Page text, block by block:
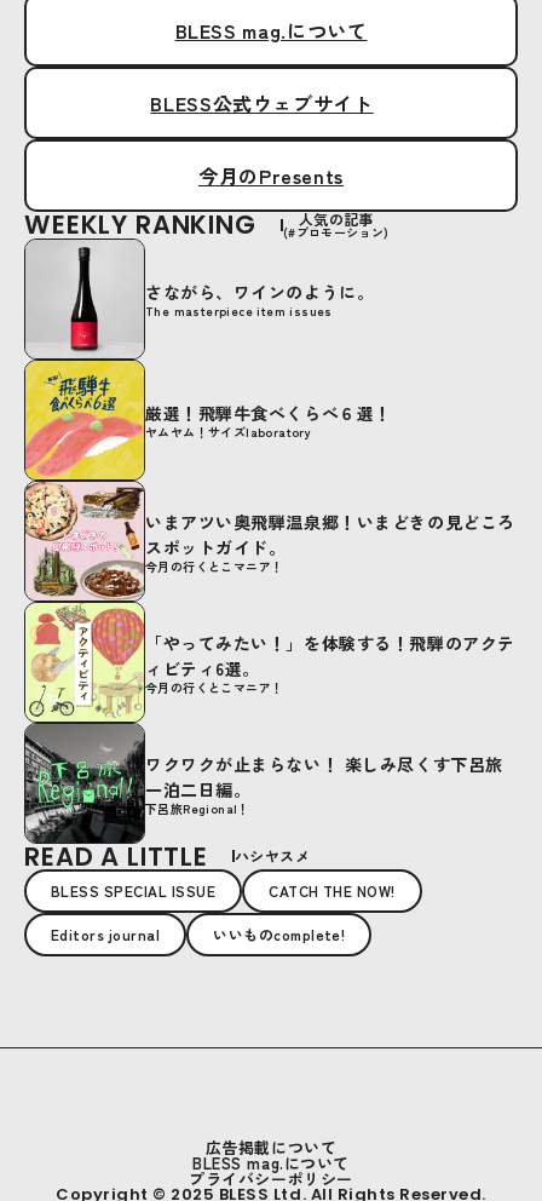
BLESS mag.について
BLESS公式ウェブサイト
今月のPresents
WEEKLY RANKING 人気の記事
(#プロモーション)
The masterpiece item issues
さながら、ワインのように。
ヤムヤム！サイズlaboratory
厳選！飛騨牛食べくらべ６選！
今月の行くとこマニア！
いまアツい奥飛騨温泉郷！いまどきの見どころ
スポットガイド。
今月の行くとこマニア！
「やってみたい！」を体験する！飛騨のアクテ
ィビティ6選。
下呂旅Regional！
ワクワクが止まらない！ 楽しみ尽くす下呂旅
一泊二日編。
READ A LITTLE
ハシヤスメ
BLESS SPECIAL ISSUE
CATCH THE NOW!
Editors journal いいものcomplete!
広告掲載について
BLESS mag.について
プライバシーポリシー
Copyright © 2025 BLESS Ltd. All Rights Reserved.